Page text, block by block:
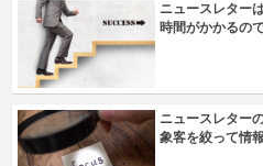
ニュースレター
時間がかかるの
ニュースレター
象客を絞って情